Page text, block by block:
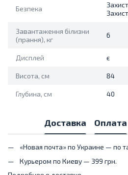
Безпека
Завантаження білизни
(прання), кг
6
Дисплей є
Висота, см 84
Глубина, см 40
Доставка Оплата
«Новая почта» по Украине — по
Курьером по Киеву — 399 грн.